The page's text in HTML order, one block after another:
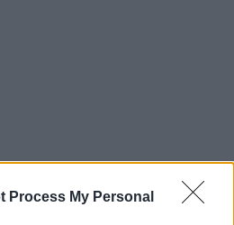
Process My Personal